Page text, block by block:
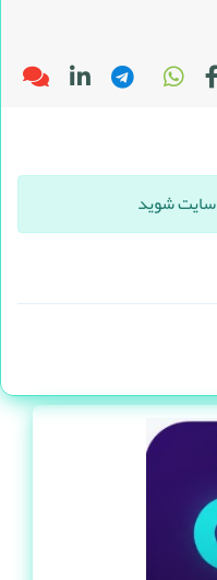
سایت شوید